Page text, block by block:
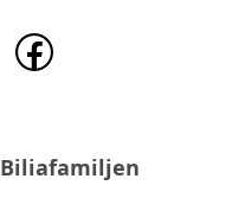
Biliafamiljen